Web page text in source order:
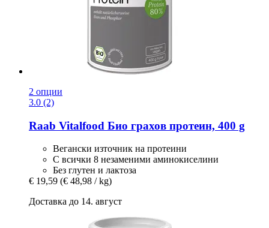
2 опции
3.0 (2)
Raab Vitalfood Био грахов протеин, 400 g
Вегански източник на протеини
С всички 8 незаменими аминокиселини
Без глутен и лактоза
€ 19,59 (€ 48,98 / kg)
Доставка до 14. август